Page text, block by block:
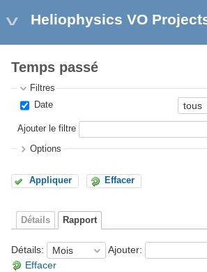
Heliophysics VO
Temps passé
Filtres
Date
Ajouter le filtre
Options
Appliquer Effacer
Détails Rapport
Détails: Ajouter:
Effacer